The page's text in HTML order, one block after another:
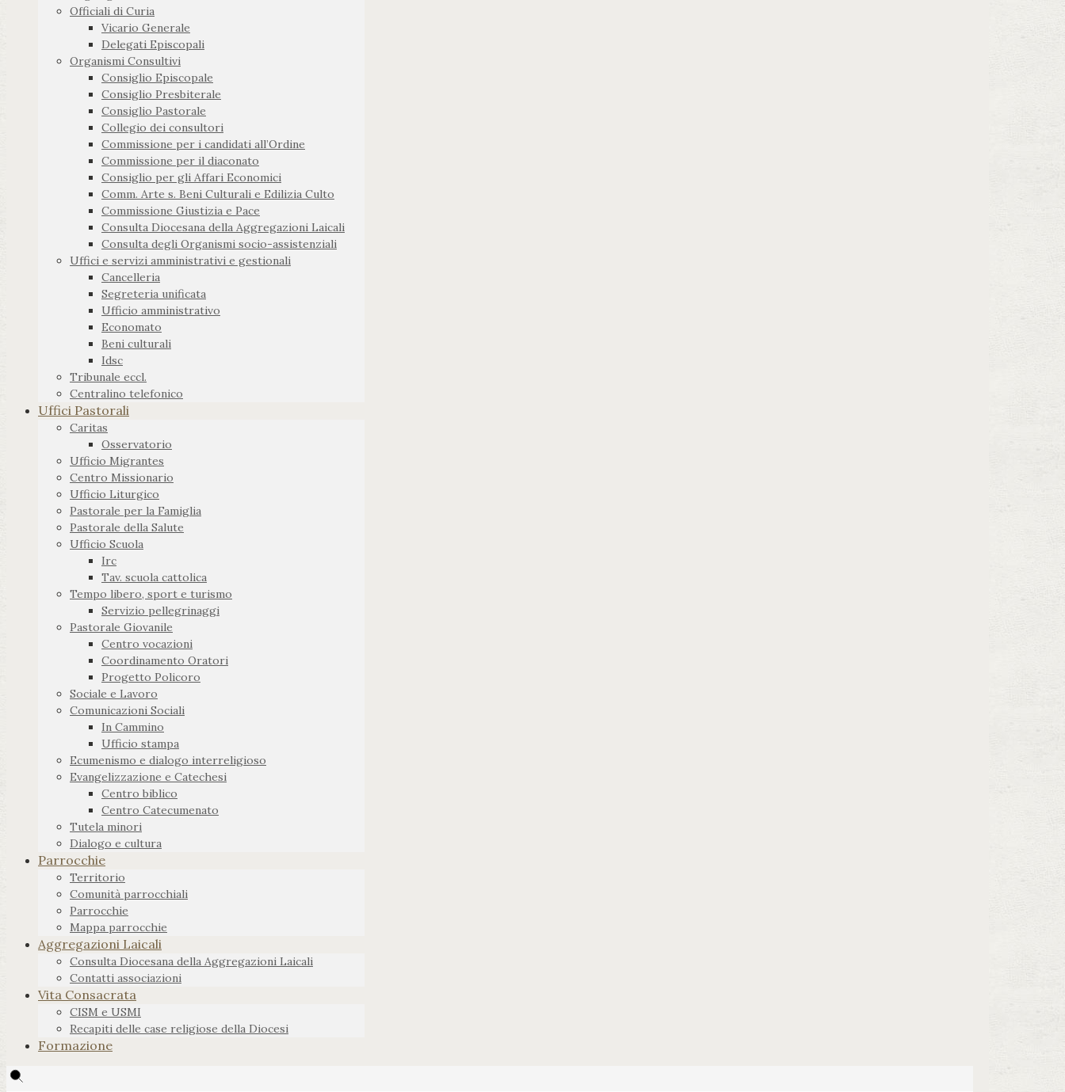
Officiali di Curia
Vicario Generale
Delegati Episcopali
Organismi Consultivi
Consiglio Episcopale
Consiglio Presbiterale
Consiglio Pastorale
Collegio dei consultori
Commissione per i candidati all’Ordine
Commissione per il diaconato
Consiglio per gli Affari Economici
Comm. Arte s. Beni Culturali e Edilizia Culto
Commissione Giustizia e Pace
Consulta Diocesana della Aggregazioni Laicali
Consulta degli Organismi socio-assistenziali
Uffici e servizi amministrativi e gestionali
Cancelleria
Segreteria unificata
Ufficio amministrativo
Economato
Beni culturali
Idsc
Tribunale eccl.
Centralino telefonico
Uffici Pastorali
Caritas
Osservatorio
Ufficio Migrantes
Centro Missionario
Ufficio Liturgico
Pastorale per la Famiglia
Pastorale della Salute
Ufficio Scuola
Irc
Tav. scuola cattolica
Tempo libero, sport e turismo
Servizio pellegrinaggi
Pastorale Giovanile
Centro vocazioni
Coordinamento Oratori
Progetto Policoro
Sociale e Lavoro
Comunicazioni Sociali
In Cammino
Ufficio stampa
Ecumenismo e dialogo interreligioso
Evangelizzazione e Catechesi
Centro biblico
Centro Catecumenato
Tutela minori
Dialogo e cultura
Parrocchie
Territorio
Comunità parrocchiali
Parrocchie
Mappa parrocchie
Aggregazioni Laicali
Consulta Diocesana della Aggregazioni Laicali
Contatti associazioni
Vita Consacrata
CISM e USMI
Recapiti delle case religiose della Diocesi
Formazione